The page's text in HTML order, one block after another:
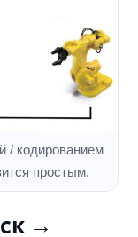
/ кодированием
простым.
→